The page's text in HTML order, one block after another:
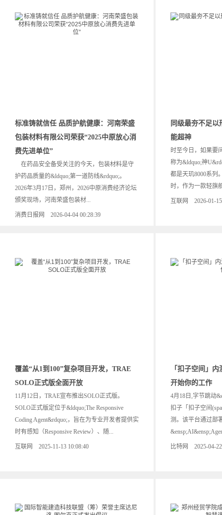
标准铸就信任 品质护航健康：河南荣盛
包装材料有限公司荣获“2025中原放心消
费先进单位”
在药品安全备受关注的今天，包装材料是守
护药品质量的&ldquo;第一道防线&rdquo;。
2026年3月17日，郑州，2026中原消费经济论坛
颁奖现场，河南荣盛包装材...
消费日报网 2026-04-04 00:28:39
同级最夯不足以
能超神
时至今日，如果要
称为&ldquo;神
都是天玑8000系列
时，作为一款轻旗
互联网 2026-01-15
覆盖“从1到100”复杂项目开发，TRAE
SOLO正式版全面开放
11月12日，TRAE宣布推出SOLO正式版。
SOLO正式版定位于&ldquo;The Responsive
Coding Agent&rdquo;，旨在为专业开发者提供实
时有感知（Responsive Review）、随...
互联网 2025-11-13 10:08:40
「扣子空间」
开始你的工作
4月18日,字节跳动
扣子「扣子空间
测。该平台通过部
比特网 2025-04-22